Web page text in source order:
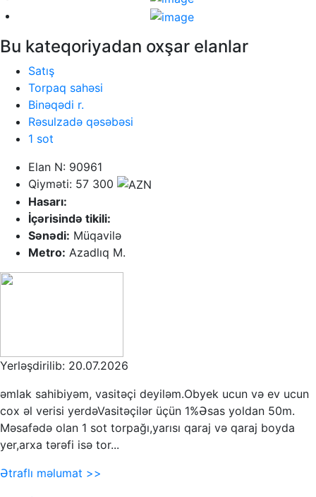
Bu kateqoriyadan oxşar elanlar
Satış
Torpaq sahəsi
Binəqədi r.
Rəsulzadə qəsəbəsi
1 sot
Elan N: 90961
Qiyməti: 57 300
Hasarı:
İçərisində tikili:
Sənədi: Müqavilə
Metro: Azadlıq M.
Yerləşdirilib: 20.07.2026
əmlak sahibiyəm, vasitəçi deyiləm.Obyek ucun və ev ucun
cox əl verisi yerdəVasitəçilər üçün 1%Əsas yoldan 50m.
Məsafədə olan 1 sot torpağı,yarısı qaraj və qaraj boyda
yer,arxa tərəfi isə tor...
Ətraflı məlumat >>